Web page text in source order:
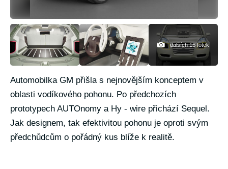
dalších 16 fotek
Automobilka GM přišla s nejnovějším konceptem v
oblasti vodíkového pohonu. Po předchozích
prototypech AUTOnomy a Hy - wire přichází Sequel.
Jak designem, tak efektivitou pohonu je oproti svým
předchůdcům o pořádný kus blíže k realitě.